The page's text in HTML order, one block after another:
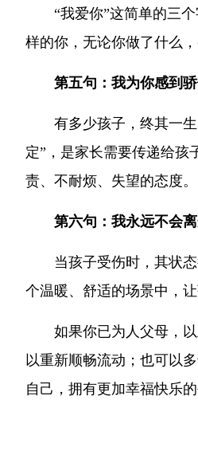
“我爱你”这简单的三
样的你，无论你做了什么
第五句：我为你感到骄
有多少孩子，终其一
定”，是家长需要传递给孩
责、不耐烦、失望的态度。
第六句：我永远不会离
当孩子受伤时，其状
个温暖、舒适的场景中，
如果你已为人父母，
以重新顺畅流动；也可以
自己，拥有更加幸福快乐